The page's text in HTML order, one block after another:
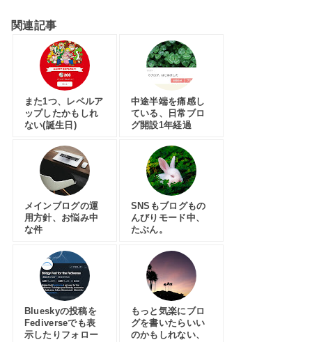
関連記事
また1つ、レベルア
ップしたかもしれ
ない(誕生日)
中途半端を痛感し
ている、日常ブロ
グ開設1年経過
メインブログの運
用方針、お悩み中
な件
SNSもブログもの
んびりモード中、
たぶん。
Blueskyの投稿を
Fediverseでも表
示したりフォロー
もっと気楽にブロ
グを書いたらいい
のかもしれない、